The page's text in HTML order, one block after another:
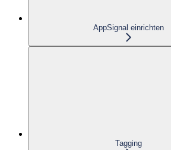
AppSignal einrichten
Tagging